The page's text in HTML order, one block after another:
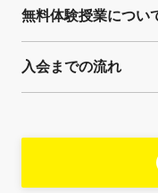
無料体験授業につい
入会までの流れ